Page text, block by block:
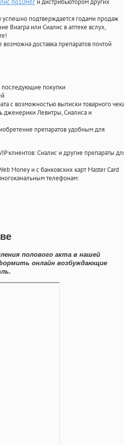
по10млг и дистрибьютором других
успешно подтверждается годами продаж
Виагра или Сиалис в аптеке вслух,
доставка препаратов почтой
последующие покупки
с возможностью выписки товарного
дженерики Левитры, Сиалиса и
препаратов удобным для
клиентов: Сиалис и другие препараты
Money и с банковских карт Master Card
телефонам:
полового акта в нашей
онлайн возбуждающие